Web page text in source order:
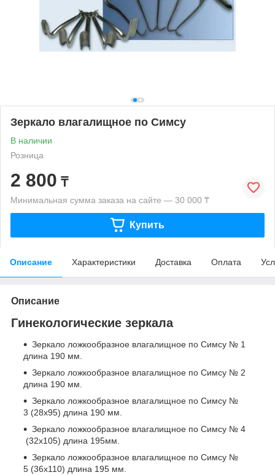
Зеркало влагалищное по Симсу
В наличии
Розница
2 800 ₸
Минимальная сумма заказа на сайте — 30 000 ₸
Купить
Описание Характеристики Доставка Оплата
Описание
Гинекологические зеркала
Зеркало ложкообразное влагалищное по Симсу № 1
длина 190 мм.
Зеркало ложкообразное влагалищное по Симсу № 2
длина 190 мм.
Зеркало ложкообразное влагалищное по Симсу №
3 (28х95) длина 190 мм.
Зеркало ложкообразное влагалищное по Симсу № 4
(32х105) длина 195мм.
Зеркало ложкообразное влагалищное по Симсу №
5 (36х110) длина 195 мм.